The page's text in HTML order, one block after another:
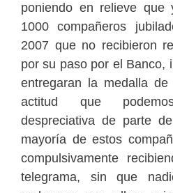
poniendo en relieve que
1000 compañeros
2007 que no recibieron
por su paso por el Banco,
entregaran la medalla
actitud que
despreciativa de parte
mayoría de estos
compulsivamente
telegrama, sin que